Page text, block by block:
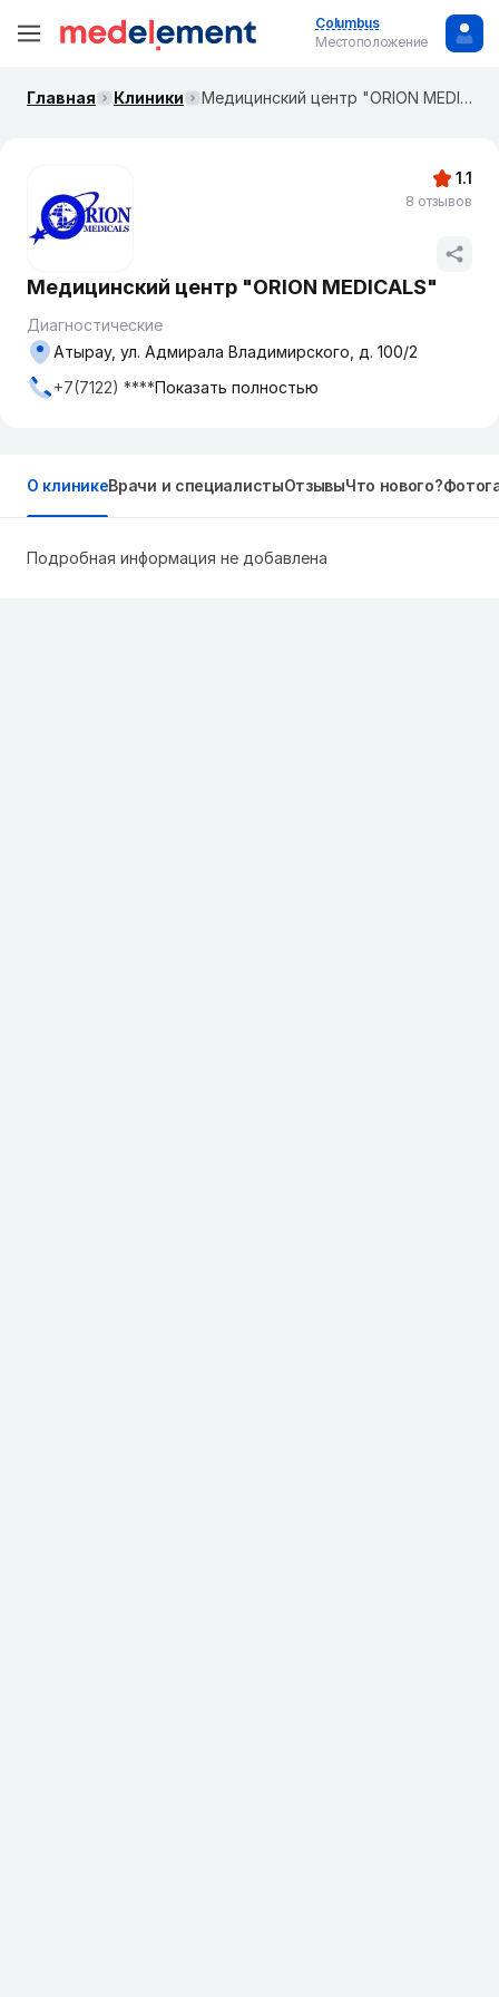
Columbus
Местоположение
Главная Клиники Медицинский центр "ORION MEDICALS"
Медицинский центр "ORION MEDICALS"
Диагностические
Атырау, ул. Адмирала Владимирского, д. 100/2
+7(7122) ****Показать полностью
1.1
8 отзывов
О клиникеВрачи и специалистыОтзывыЧто нового?
Подробная информация не добавлена